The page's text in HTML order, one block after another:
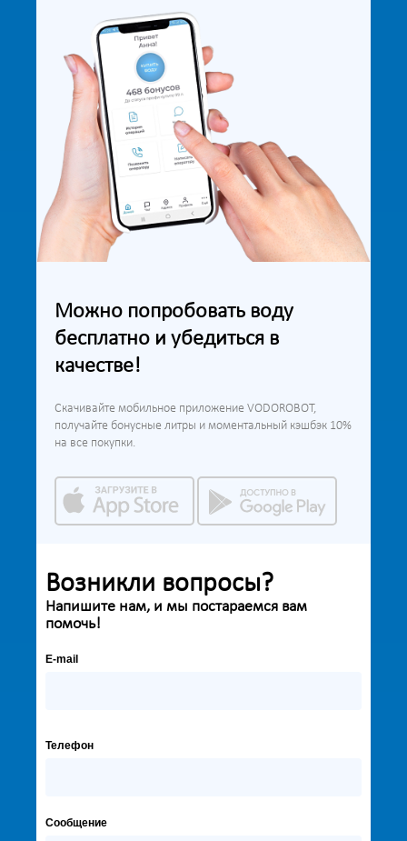
Можно попробовать воду
бесплатно и убедиться в
качестве!
Скачивайте мобильное приложение VODOROBOT,
получайте бонусные литры и моментальный кэшбэк 10%
на все покупки.
Возникли вопросы?
Напишите нам, и мы постараемся вам
помочь!
E-mail
Телефон
Сообщение